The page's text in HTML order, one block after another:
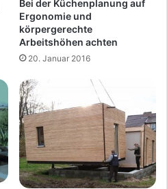
Bei der Küchenplanung auf
Ergonomie und
körpergerechte
Arbeitshöhen achten
20. Januar 2016